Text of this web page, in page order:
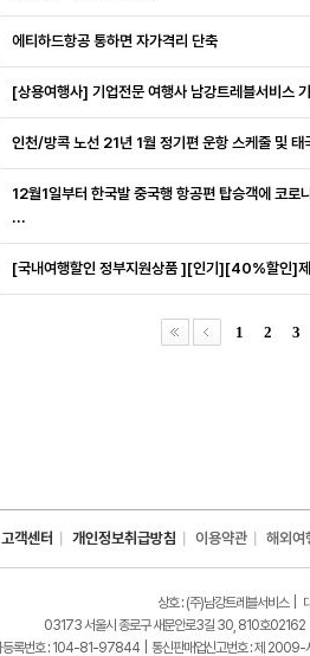
에티하드항공 통하면 자가격리 단축
[상용여행사] 기업전문 여행사 남강트레블서비스
인천/방콕 노선 21년 1월 정기편 운항 스케줄 및
12월1일부터 한국발 중국행 항공편 탑승객에 코
...
[국내여행할인 정부지원상품 ][인기][40%할인]
1 2 3
고객센터 개인정보취급방침 이용약관 해외여
상호 : (주)남강트레블서비스 |
03173 서울시 종로구 새문안로3길 30, 810호02162 |
등록번호 : 104-81-97844 | 통신판매업신고번호 : 제